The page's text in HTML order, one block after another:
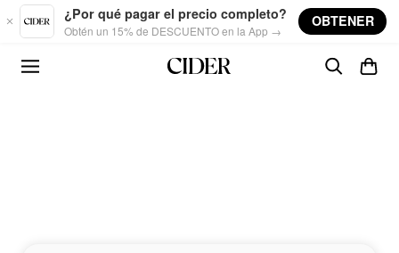
Skip to main content
¿Por qué pagar el precio completo?
Obtén un 15% de DESCUENTO en la App →
OBTENER